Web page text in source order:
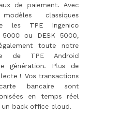
de paiement. Avec
classiques
les TPE Ingenico
5000 ou DESK 5000,
toute notre
de TPE Android
génération. Plus de
! Vos transactions
bancaire sont
en temps réel
un back office cloud.